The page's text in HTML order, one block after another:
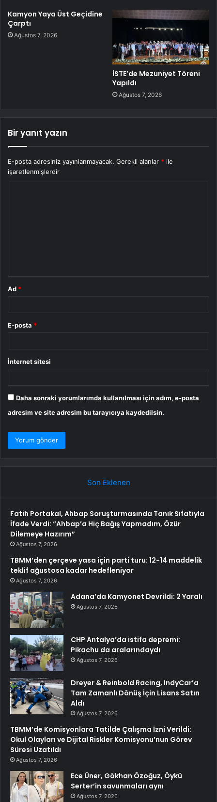
Kamyon Yaya Üst Geçidine
Çarptı
Ağustos 7, 2026
İSTE’de Mezuniyet Töreni
Yapıldı
Ağustos 7, 2026
Bir yanıt yazın
E-posta adresiniz yayınlanmayacak. Gerekli alanlar * ile
işaretlenmişlerdir
Ad *
E-posta *
İnternet sitesi
Daha sonraki yorumlarımda kullanılması için adım, e-posta
adresim ve site adresim bu tarayıcıya kaydedilsin.
Son Eklenen
Fatih Portakal, Ahbap Soruşturmasında Tanık Sıfatıyla
İfade Verdi: “Ahbap’a Hiç Bağış Yapmadım, Özür
Dilemeye Hazırım”
Ağustos 7, 2026
TBMM’den çerçeve yasa için parti turu: 12-14 maddelik
teklif ağustosa kadar hedefleniyor
Ağustos 7, 2026
Adana’da Kamyonet Devrildi: 2 Yaralı
Ağustos 7, 2026
CHP Antalya’da istifa depremi:
Pikachu da aralarındaydı
Ağustos 7, 2026
Dreyer & Reinbold Racing, IndyCar’a
Tam Zamanlı Dönüş İçin Lisans Satın
Aldı
Ağustos 7, 2026
TBMM’de Komisyonlara Tatilde Çalışma İzni Verildi:
Okul Olayları ve Dijital Riskler Komisyonu’nun Görev
Süresi Uzatıldı
Ağustos 7, 2026
Ece Üner, Gökhan Özoğuz, Öykü
Serter’in savunmaları aynı
Ağustos 7, 2026